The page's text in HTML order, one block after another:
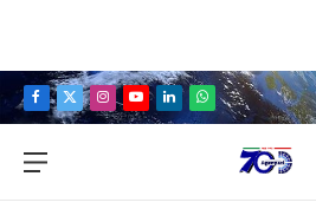
Facebook
X
Instagram
YouTubeLinkedInWhatsApp